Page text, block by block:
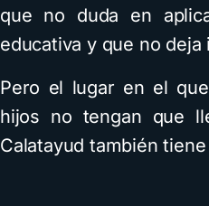
que no duda en
educativa y que no
Pero el lugar en el
hijos no tengan que
Calatayud también